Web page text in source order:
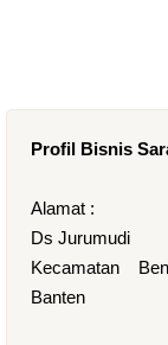
Profil Bisnis
Alamat :
Ds Jurumudi
Kecamatan
Banten